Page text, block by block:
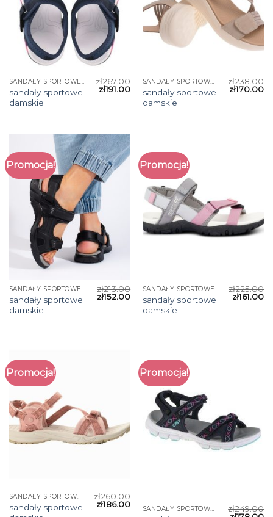
SANDAŁY SPORTOWE DAMSKIE
sandały sportowe
damskie
zł267.00
zł191.00
SANDAŁY SPORTOWE DAMSKIE
sandały sportowe
damskie
zł238.00
zł170.00
Promocja!
SANDAŁY SPORTOWE DAMSKIE
sandały sportowe
damskie
zł213.00
zł152.00
Promocja!
SANDAŁY SPORTOWE DAMSKIE
sandały sportowe
damskie
zł225.00
zł161.00
Promocja!
SANDAŁY SPORTOWE DAMSKIE
sandały sportowe
zł260.00
zł186.00
Promocja!
SANDAŁY SPORTOWE DAMSKIE zł249.00